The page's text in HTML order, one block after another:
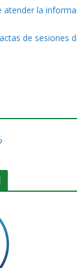
atender la
de sesiones